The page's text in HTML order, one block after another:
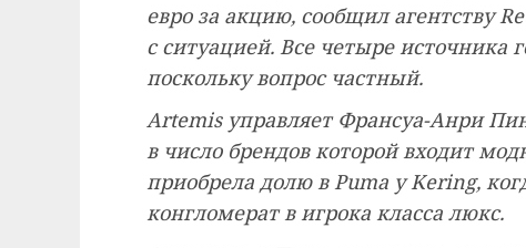
евро за акцию, сообщил агентству
с ситуацией. Все четыре источника
поскольку вопрос частный.
Artemis управляет Франсуа-Анри
в число брендов которой входит
приобрела долю в Puma у Kering,
конгломерат в игрока класса люкс.